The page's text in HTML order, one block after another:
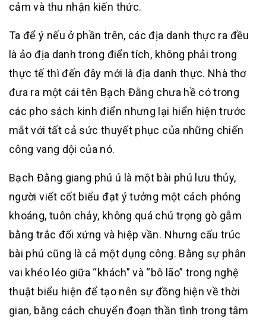
cảm và thu nhận kiến thức.
Ta để ý nếu ở phần trên, các địa danh thực ra đều
là ảo địa danh trong điển tích, không phải trong
thực tế thì đến đây mới là địa danh thực. Nhà thơ
đưa ra một cái tên Bạch Đằng chưa hề có trong
các pho sách kinh điển nhưng lại hiển hiện trước
mắt với tất cả sức thuyết phục của những chiến
công vang dội của nó.
Bạch Đằng giang phú ú là một bài phú lưu thủy,
người viết cốt biểu đạt ý tưởng một cách phóng
khoáng, tuôn chảy, không quá chú trọng gò gẫm
bằng trắc đối xứng và hiệp vần. Nhưng cấu trúc
bài phú cũng là cả một dụng công. Bằng sự phân
vai khéo léo giữa “khách” và “bô lão” trong nghệ
thuật biểu hiện để tạo nên sự đồng hiện về thời
gian, bằng cách chuyển đoạn thần tình trong tâm